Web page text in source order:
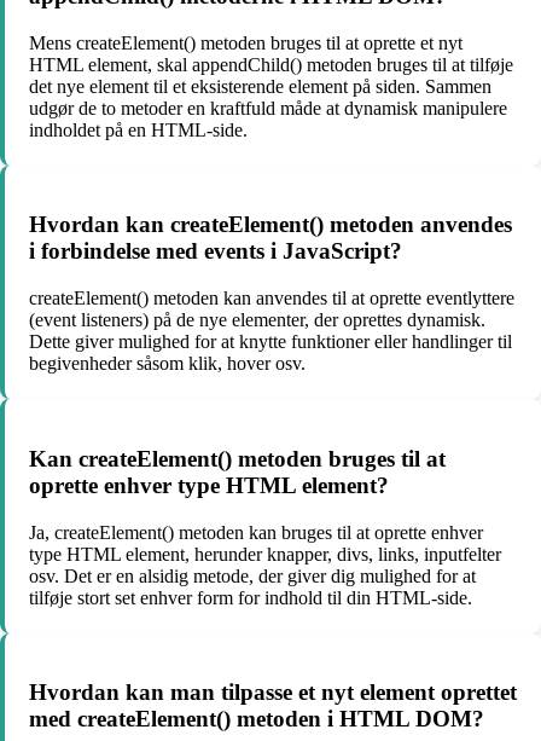
Mens createElement() metoden bruges til at oprette et nyt
HTML element, skal appendChild() metoden bruges til at tilføje
det nye element til et eksisterende element på siden. Sammen
udgør de to metoder en kraftfuld måde at dynamisk manipulere
indholdet på en HTML-side.
Hvordan kan createElement() metoden anvendes
i forbindelse med events i JavaScript?
createElement() metoden kan anvendes til at oprette eventlyttere
(event listeners) på de nye elementer, der oprettes dynamisk.
Dette giver mulighed for at knytte funktioner eller handlinger til
begivenheder såsom klik, hover osv.
Kan createElement() metoden bruges til at
oprette enhver type HTML element?
Ja, createElement() metoden kan bruges til at oprette enhver
type HTML element, herunder knapper, divs, links, inputfelter
osv. Det er en alsidig metode, der giver dig mulighed for at
tilføje stort set enhver form for indhold til din HTML-side.
Hvordan kan man tilpasse et nyt element oprettet
med createElement() metoden i HTML DOM?